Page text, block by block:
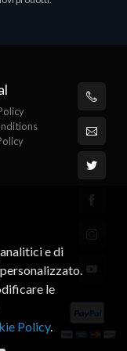
e di
le
Policy.